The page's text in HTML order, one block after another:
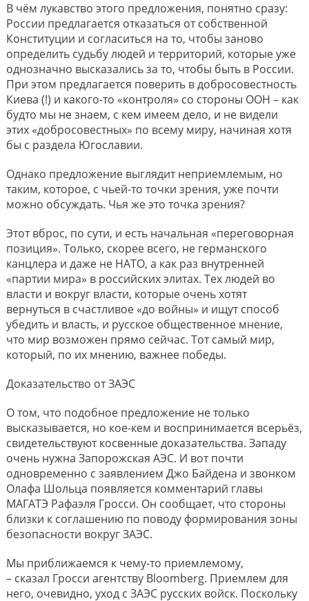
В чём лукавство этого предложения, понятно сразу:
России предлагается отказаться от собственной
Конституции и согласиться на то, чтобы заново
определить судьбу людей и территорий, которые уже
однозначно высказались за то, чтобы быть в России.
При этом предлагается поверить в добросовестность
Киева (!) и какого-то «контроля» со стороны ООН – как
будто мы не знаем, с кем имеем дело, и не видели
этих «добросовестных» по всему миру, начиная хотя
бы с раздела Югославии.
Однако предложение выглядит неприемлемым, но
таким, которое, с чьей-то точки зрения, уже почти
можно обсуждать. Чья же это точка зрения?
Этот вброс, по сути, и есть начальная «переговорная
позиция». Только, скорее всего, не германского
канцлера и даже не НАТО, а как раз внутренней
«партии мира» в российских элитах. Тех людей во
власти и вокруг власти, которые очень хотят
вернуться в счастливое «до войны» и ищут способ
убедить и власть, и русское общественное мнение,
что мир возможен прямо сейчас. Тот самый мир,
который, по их мнению, важнее победы.
Доказательство от ЗАЭС
О том, что подобное предложение не только
высказывается, но кое-кем и воспринимается всерьёз,
свидетельствуют косвенные доказательства. Западу
очень нужна Запорожская АЭС. И вот почти
одновременно с заявлением Джо Байдена и звонком
Олафа Шольца появляется комментарий главы
МАГАТЭ Рафаэля Гросси. Он сообщает, что стороны
близки к соглашению по поводу формирования зоны
безопасности вокруг ЗАЭС.
Мы приближаемся к чему-то приемлемому,
– сказал Гросси агентству Bloomberg. Приемлем для
него, очевидно, уход с ЗАЭС русских войск. Поскольку